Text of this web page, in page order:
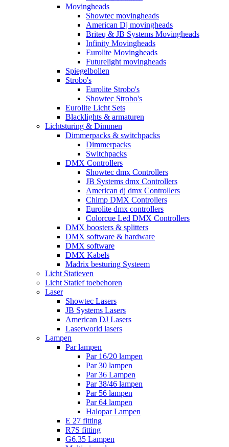
Movingheads
Showtec movingheads
American Dj movingheads
Briteq & JB Systems Movingheads
Infinity Movingheads
Eurolite Movingheads
Futurelight movingheads
Spiegelbollen
Strobo's
Eurolite Strobo's
Showtec Strobo's
Eurolite Licht Sets
Blacklights & armaturen
Lichtsturing & Dimmen
Dimmerpacks & switchpacks
Dimmerpacks
Switchpacks
DMX Controllers
Showtec dmx Controllers
JB Systems dmx Controllers
American dj dmx Controllers
Chimp DMX Controllers
Eurolite dmx controllers
Colorcue Led DMX Controllers
DMX boosters & splitters
DMX software & hardware
DMX software
DMX Kabels
Madrix besturing Systeem
Licht Statieven
Licht Statief toebehoren
Laser
Showtec Lasers
JB Systems Lasers
American DJ Lasers
Laserworld lasers
Lampen
Par lampen
Par 16/20 lampen
Par 30 lampen
Par 36 Lampen
Par 38/46 lampen
Par 56 lampen
Par 64 lampen
Halopar Lampen
E 27 fitting
R7S fitting
G6.35 Lampen